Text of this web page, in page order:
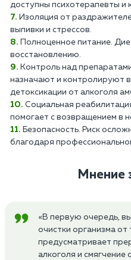
доступны психотерапевты и
Изоляция от
выпивки и стрессов.
Полноценное питание.
восстановлению.
Контроль над
назначают и контролируют
детоксикации от алкоголя
Социальная
помогает с возвращением в
Безопасность. Риск
благодаря
Мнение
«В первую очередь,
очистки организма от
предусматривает
алкоголя и смягчение